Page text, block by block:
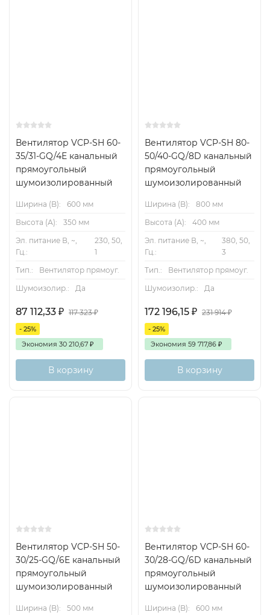
Электрические схемы подключения вентиляторов
Преимущества выбора VCP-SH
Энергоэффективность и экономия затрат на
электроэнергию.
необходимости в больших ревизиях.
существующими воздуховодами.
Как выбрать и установить
Определите необходимый расход воздуха и
сопротивление системы.
Проведите электрическую инсталляцию с учетом
защиты и заземления.
Настройте соответствующую скорость (если есть
регулятор) и протестируйте баланс воздуха.
Вентилятор VCP-SH 60-
35/31-GQ/4E канальный
прямоугольный
шумоизолированный
Ширина (B):
600 мм
Высота (А):
350 мм
Эл. питание В, ~,
Гц.:
230, 50,
1
Тип.:
Вентилятор прямоуг.
Шумоизолир.:
Да
87 112,33 ₽ 117 323₽
- 25%
Экономия 30 210,67 ₽
В корзину
Вентилятор VCP-SH 80-
50/40-GQ/8D канальный
прямоугольный
шумоизолированный
Ширина (B):
800 мм
Высота (А):
400 мм
Эл. питание В, ~,
Гц.:
380, 50,
3
Тип.:
Вентилятор прямоуг.
Шумоизолир.:
Да
172 196,15 ₽ 231 914₽
- 25%
Экономия 59 717,86 ₽
В корзину
Вентилятор VCP-SH 50-
30/25-GQ/6E канальный
прямоугольный
шумоизолированный
Ширина (B): 500 мм
Вентилятор VCP-SH 60-
30/28-GQ/6D канальный
прямоугольный
шумоизолированный
Ширина (B): 600 мм